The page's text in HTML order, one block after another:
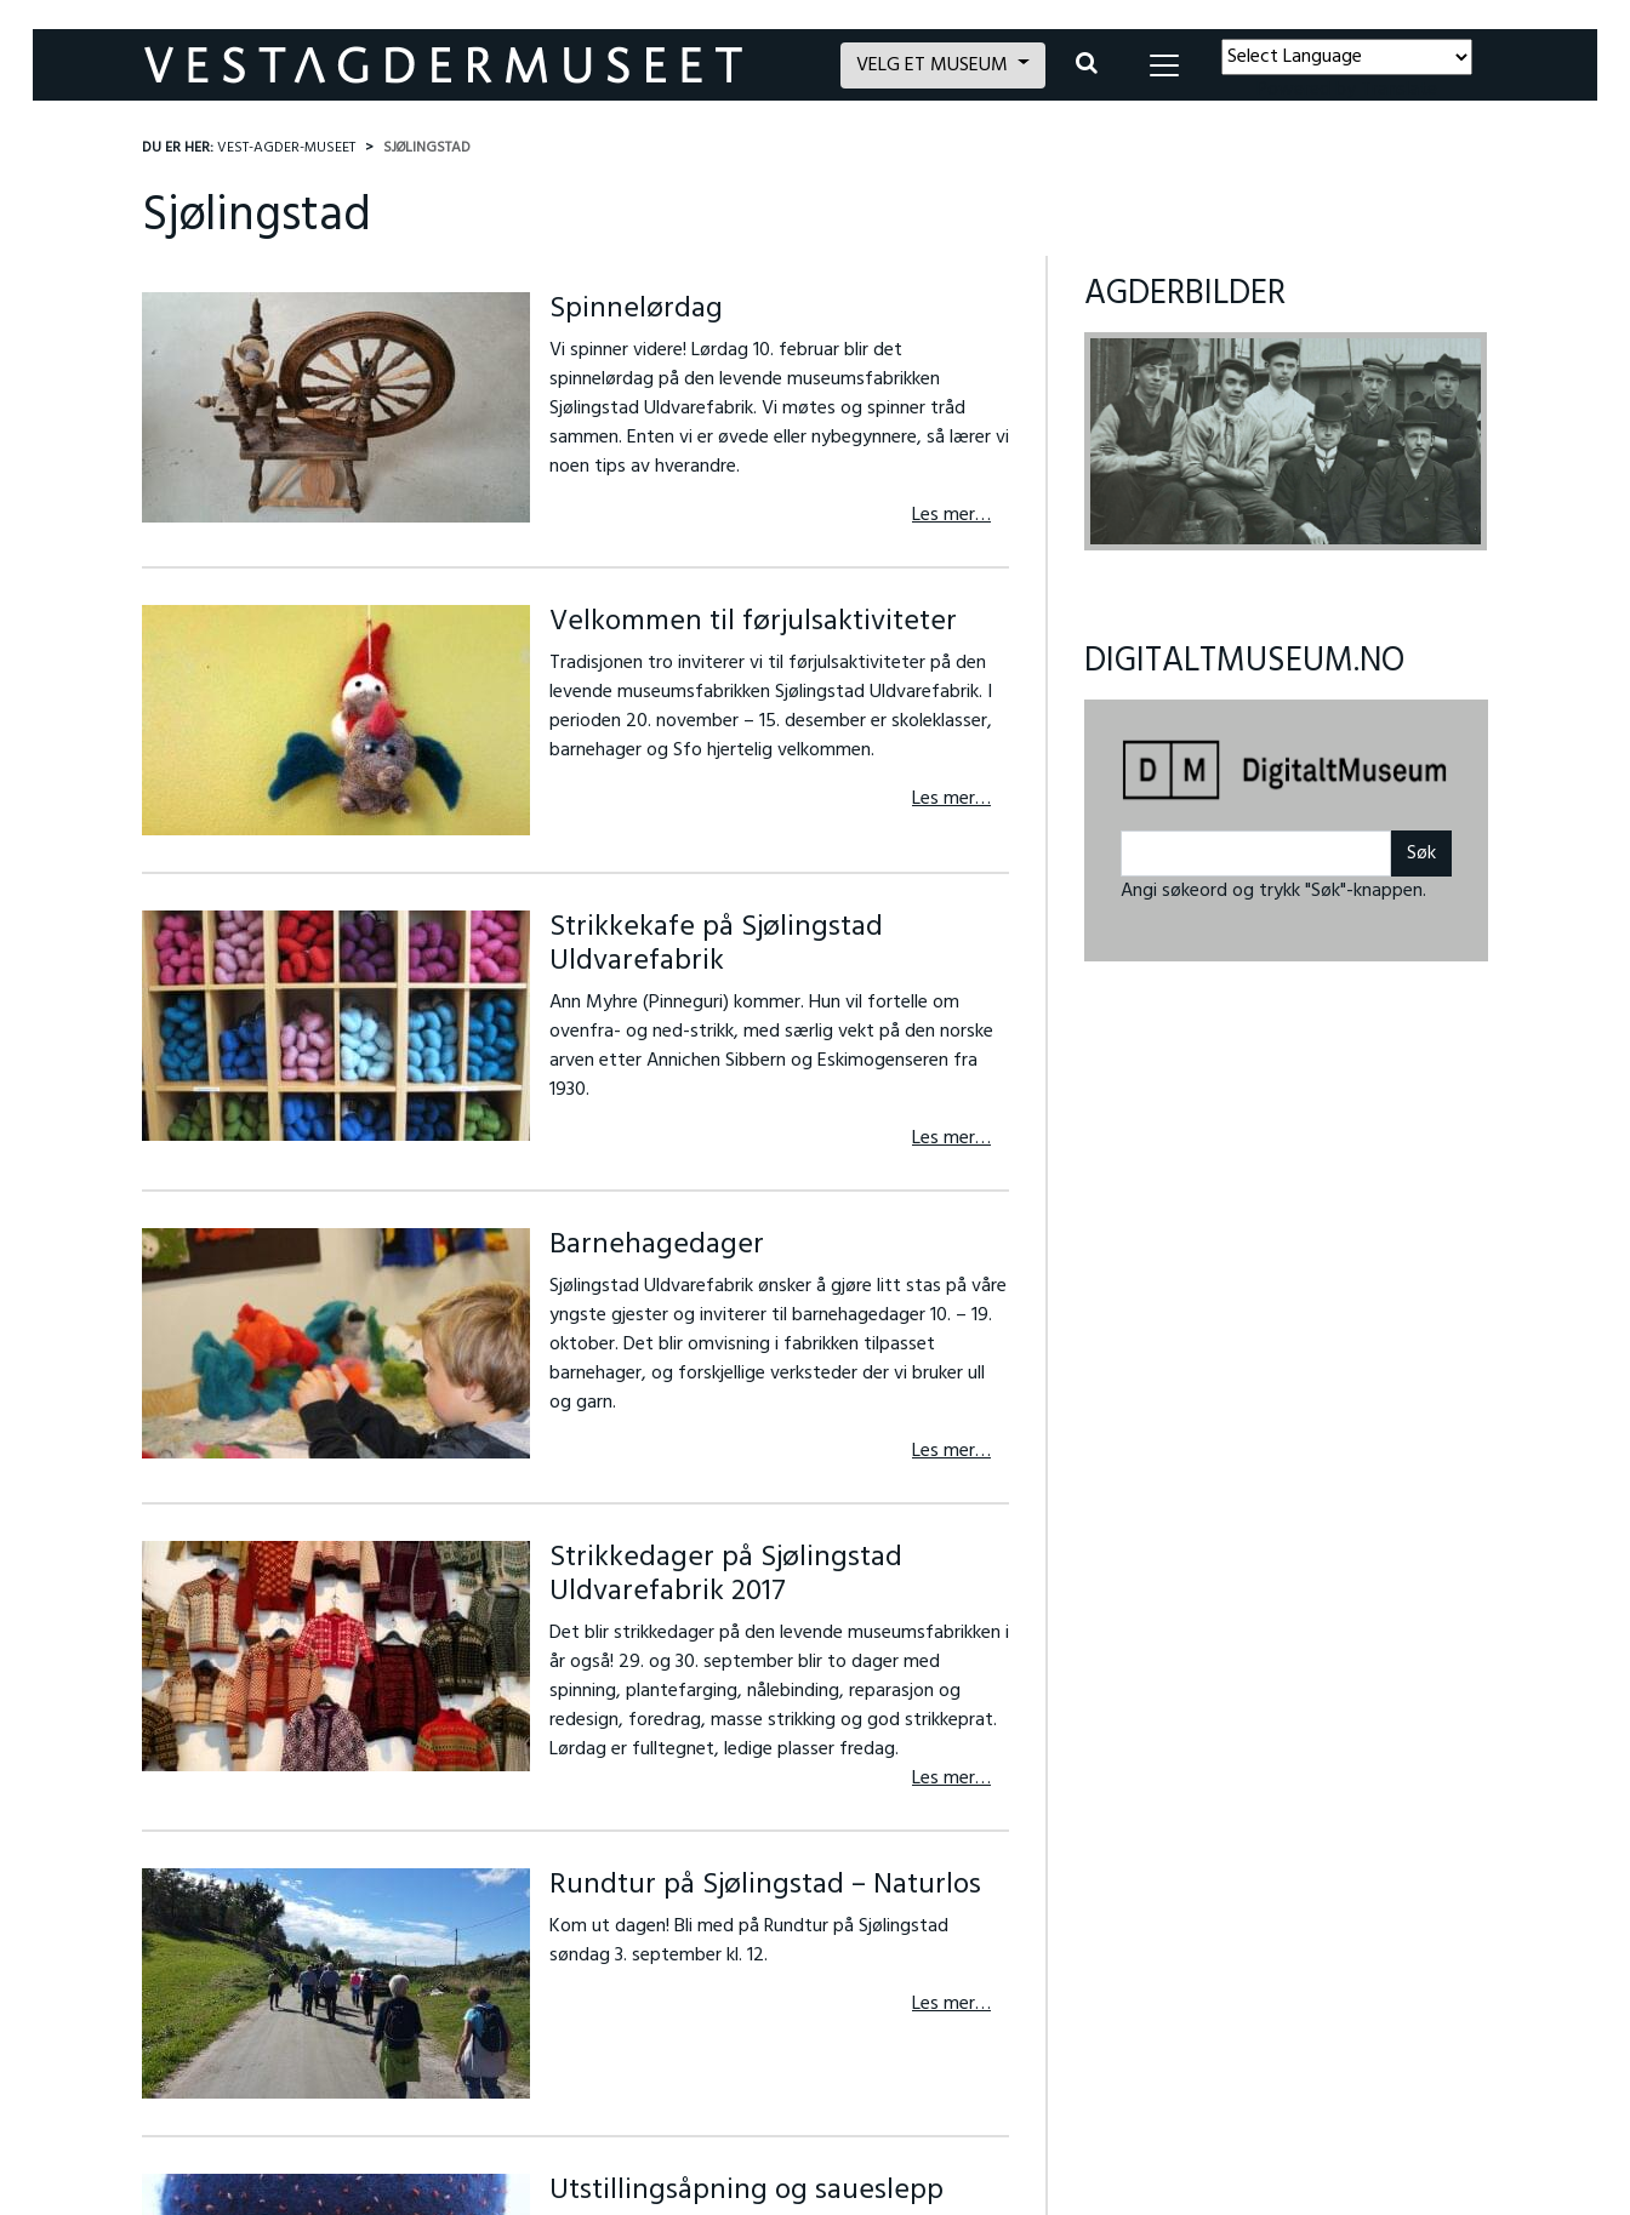
VELG ET MUSEUM
DU ER HER:VEST-AGDER-MUSEET SJØLINGSTAD
Sjølingstad
Spinnelørdag
Vi spinner videre! Lørdag 10. februar blir det
spinnelørdag på den levende museumsfabrikken
Sjølingstad Uldvarefabrik. Vi møtes og spinner tråd
sammen. Enten vi er øvede eller nybegynnere, så lærer vi
noen tips av hverandre.
Les mer…
Velkommen til førjulsaktiviteter
Tradisjonen tro inviterer vi til førjulsaktiviteter på den
levende museumsfabrikken Sjølingstad Uldvarefabrik. I
perioden 20. november – 15. desember er skoleklasser,
barnehager og Sfo hjertelig velkommen.
Les mer…
Strikkekafe på Sjølingstad
Uldvarefabrik
Ann Myhre (Pinneguri) kommer. Hun vil fortelle om
ovenfra- og ned-strikk, med særlig vekt på den norske
arven etter Annichen Sibbern og Eskimogenseren fra
1930.
Les mer…
Barnehagedager
Sjølingstad Uldvarefabrik ønsker å gjøre litt stas på våre
yngste gjester og inviterer til barnehagedager 10. – 19.
oktober. Det blir omvisning i fabrikken tilpasset
barnehager, og forskjellige verksteder der vi bruker ull
og garn.
Les mer…
Strikkedager på Sjølingstad
Uldvarefabrik 2017
Det blir strikkedager på den levende museumsfabrikken i
år også! 29. og 30. september blir to dager med
spinning, plantefarging, nålebinding, reparasjon og
redesign, foredrag, masse strikking og god strikkeprat.
Lørdag er fulltegnet, ledige plasser fredag.
Les mer…
Rundtur på Sjølingstad – Naturlos
Kom ut dagen! Bli med på Rundtur på Sjølingstad
søndag 3. september kl. 12.
Les mer…
Utstillingsåpning og saueslepp
AGDERBILDER
DIGITALTMUSEUM.NO
Angi søkeord og trykk "Søk"-knappen.